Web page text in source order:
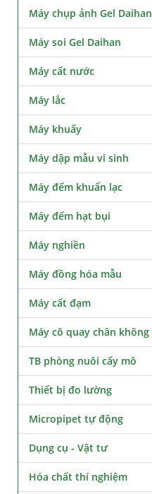
Máy chụp ảnh Gel Daihan
Máy soi Gel Daihan
Máy cất nước
Máy lắc
Máy khuấy
Máy dập mẫu vi sinh
Máy đếm khuẩn lạc
Máy đếm hạt bụi
Máy nghiền
Máy đồng hóa mẫu
Máy cất đạm
Máy cô quay chân không
TB phòng nuôi cấy mô
Thiết bị đo lường
Micropipet tự động
Dụng cụ - Vật tư
Hóa chất thí nghiệm